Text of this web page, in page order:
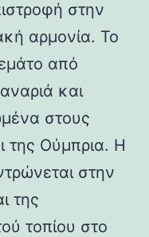
στην
αρμονία. Το
από
και
στους
της Ούμπρια. Η
στην
της
τοπίου στο